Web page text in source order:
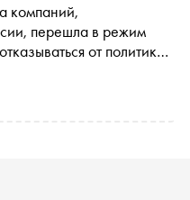
компаний,
от политики